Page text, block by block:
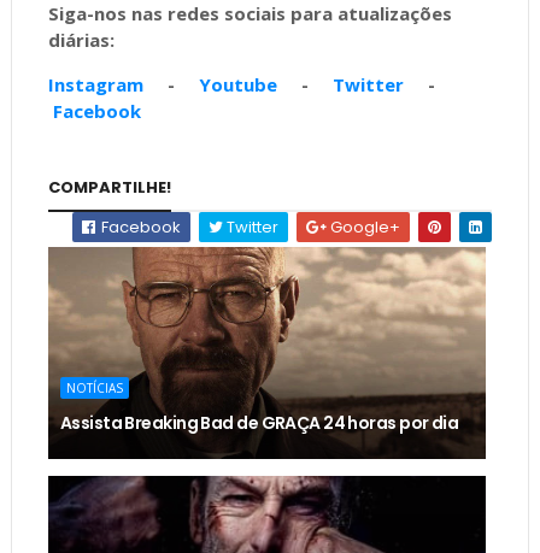
Siga-nos nas redes sociais para atualizações
diárias:
Instagram
- Youtube - Twitter-
Facebook
COMPARTILHE!
Facebook
Twitter Google+
NOTÍCIAS
Assista Breaking Bad de GRAÇA 24 horas por dia